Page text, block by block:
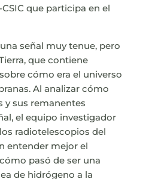
que participa en el
señal muy tenue, pero
que contiene
cómo era el universo
Al analizar cómo
y sus remanentes
el equipo investigador
radiotelescopios del
entender mejor el
pasó de ser una
de hidrógeno a la